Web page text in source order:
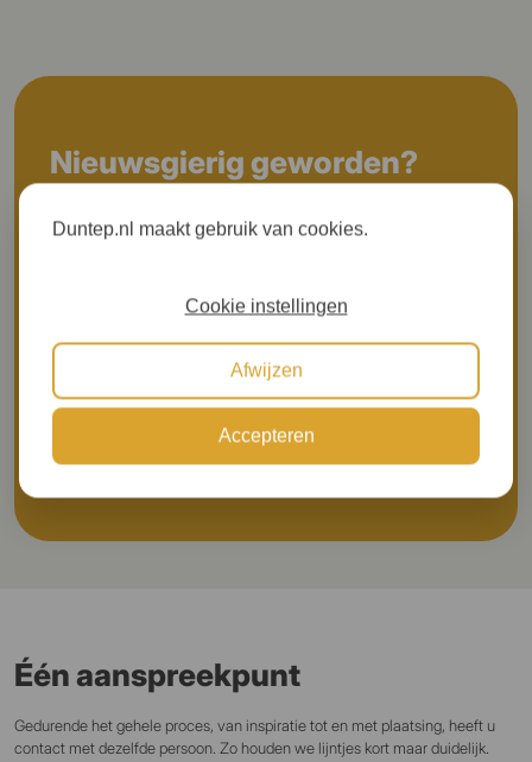
Nieuwsgierig geworden?
Wilt u meer gerichte informatie ontvangen?
Meer inspiratie om door te bladeren
Brochure aanvragen
Één aanspreekpunt
Gedurende het gehele proces, van inspiratie tot en met plaatsing, heeft u
contact met dezelfde persoon. Zo houden we lijntjes kort maar duidelijk.
Duntep.nl maakt gebruik van cookies.
Cookie instellingen
Afwijzen
Accepteren